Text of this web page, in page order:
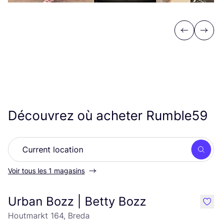
Previous
Next
Découvrez où acheter Rumble59
Voir tous les 1 magasins
Urban Bozz | Betty Bozz
Houtmarkt 164, Breda
like